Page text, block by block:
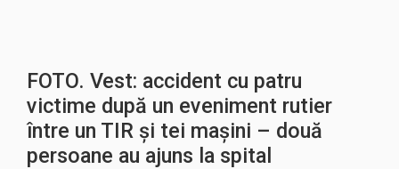
FOTO. Vest: accident cu patru
victime după un eveniment rutier
între un TIR și tei mașini – două
persoane au ajuns la spital